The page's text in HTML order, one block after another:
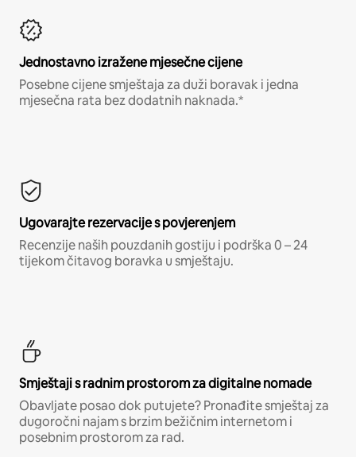
Jednostavno izražene mjesečne cijene
Posebne cijene smještaja za duži boravak i jedna
mjesečna rata bez dodatnih naknada.*
Ugovarajte rezervacije s povjerenjem
Recenzije naših pouzdanih gostiju i podrška 0 – 24
tijekom čitavog boravka u smještaju.
Smještaji s radnim prostorom za digitalne nomade
Obavljate posao dok putujete? Pronađite smještaj za
dugoročni najam s brzim bežičnim internetom i
posebnim prostorom za rad.